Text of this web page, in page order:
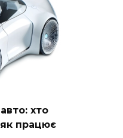
хто
працює